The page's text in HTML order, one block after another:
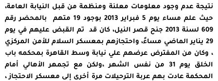
نتيجة عدم وجود معلومات معلنة ومنظمة من قبل النيابة العامة،
حيث علم مساء يوم 5 فبراير 2013 بوجود 19 متهم بالمحضر رقم
609 لسنة 2013 جنح قصر النيل، كان قد تم القبض عليهم في يوم
29 يناير الماضي مساءً، واحتجازهم بمعسكر السلام للأمن المركزي
، وكان من المفترض عرضهم علي نيابة وسط القاهرة بمحكمه باب
الخلق يوم 31 من نفس الشهر ،ولكن مع تجمهر الأهالي أمام
المحكمة عادت بهم عربة الترحيلات مرة أخرى إلى معسكر الاحتجاز ،